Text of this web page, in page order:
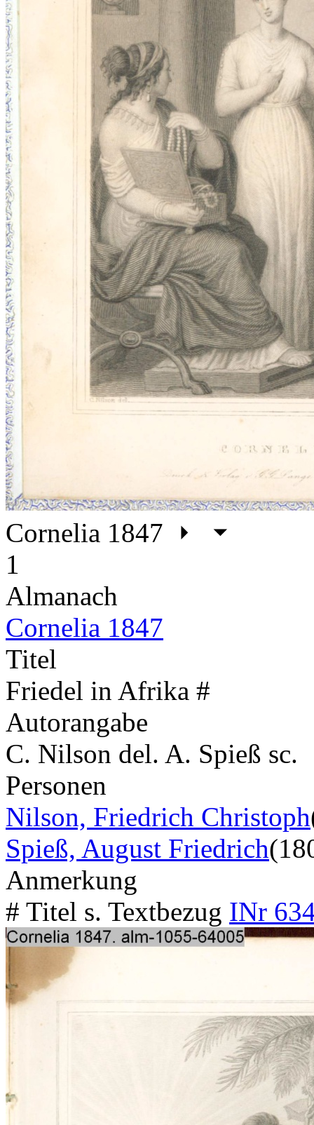
Cornelia 1847
1
Almanach
Cornelia 1847
Titel
Friedel in Afrika #
Autorangabe
C. Nilson del. A. Spieß sc.
Personen
Nilson, Friedrich Christoph
Spieß, August Friedrich
Anmerkung
# Titel s. Textbezug INr